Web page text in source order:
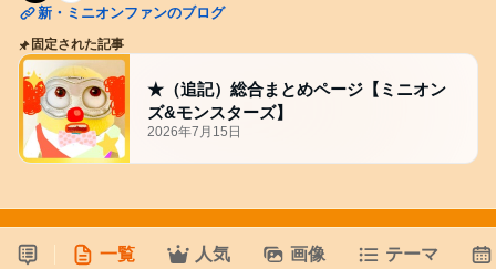
新・ミニオンファンのブログ
固定された記事
★（追記）総合まとめページ【ミニオン
ズ&モンスターズ】
2026年7月15日
一覧 人気 画像 テーマ